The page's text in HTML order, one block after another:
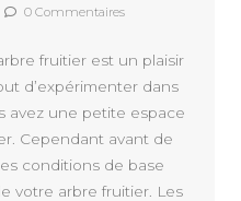
0 Commentaires
fruitier est un plaisir
d’expérimenter dans
avez une petite espace
Cependant avant de
conditions de base
votre arbre fruitier. Les